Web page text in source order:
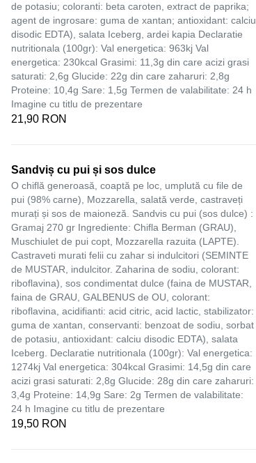
de potasiu; coloranti: beta caroten, extract de paprika;
agent de ingrosare: guma de xantan; antioxidant: calciu
disodic EDTA), salata Iceberg, ardei kapia Declaratie
nutritionala (100gr): Val energetica: 963kj Val
energetica: 230kcal Grasimi: 11,3g din care acizi grasi
saturati: 2,6g Glucide: 22g din care zaharuri: 2,8g
Proteine: 10,4g Sare: 1,5g Termen de valabilitate: 24 h
Imagine cu titlu de prezentare
21,90 RON
Sandviș cu pui și sos dulce
O chiflă generoasă, coaptă pe loc, umplută cu file de
pui (98% carne), Mozzarella, salată verde, castraveți
murați și sos de maioneză. Sandvis cu pui (sos dulce) :
Gramaj 270 gr Ingrediente: Chifla Berman (GRAU),
Muschiulet de pui copt, Mozzarella razuita (LAPTE).
Castraveti murati felii cu zahar si indulcitori (SEMINTE
de MUSTAR, indulcitor. Zaharina de sodiu, colorant:
riboflavina), sos condimentat dulce (faina de MUSTAR,
faina de GRAU, GALBENUS de OU, colorant:
riboflavina, acidifianti: acid citric, acid lactic, stabilizator:
guma de xantan, conservanti: benzoat de sodiu, sorbat
de potasiu, antioxidant: calciu disodic EDTA), salata
Iceberg. Declaratie nutritionala (100gr): Val energetica:
1274kj Val energetica: 304kcal Grasimi: 14,5g din care
acizi grasi saturati: 2,8g Glucide: 28g din care zaharuri:
3,4g Proteine: 14,9g Sare: 2g Termen de valabilitate:
24 h Imagine cu titlu de prezentare
19,50 RON